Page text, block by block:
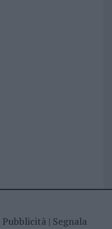
Pubblicità| Segnala